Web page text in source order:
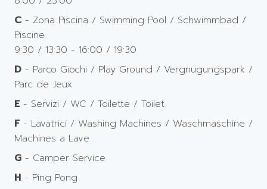
C - Zona Piscina / Swimming Pool / Schwimmbad /
Piscine
9:30 / 13:30 - 16:00 / 19:30
D - Parco Giochi / Play Ground / Vergnugungspark /
Parc de Jeux
E- Servizi / WC / Toilette / Toilet
F- Lavatrici / Washing Machines / Waschmaschine /
Machines a Lave
G - Camper Service
H - Ping Pong